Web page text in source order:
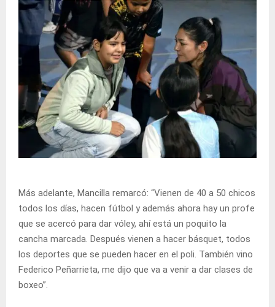
Más adelante, Mancilla remarcó: “Vienen de 40 a 50 chicos
todos los días, hacen fútbol y además ahora hay un profe
que se acercó para dar vóley, ahí está un poquito la
cancha marcada. Después vienen a hacer básquet, todos
los deportes que se pueden hacer en el poli. También vino
Federico Peñarrieta, me dijo que va a venir a dar clases de
boxeo”.